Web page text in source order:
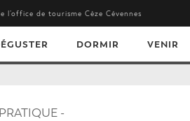
l’office de tourisme Cèze Cévennes
DORMIR VENIR
-